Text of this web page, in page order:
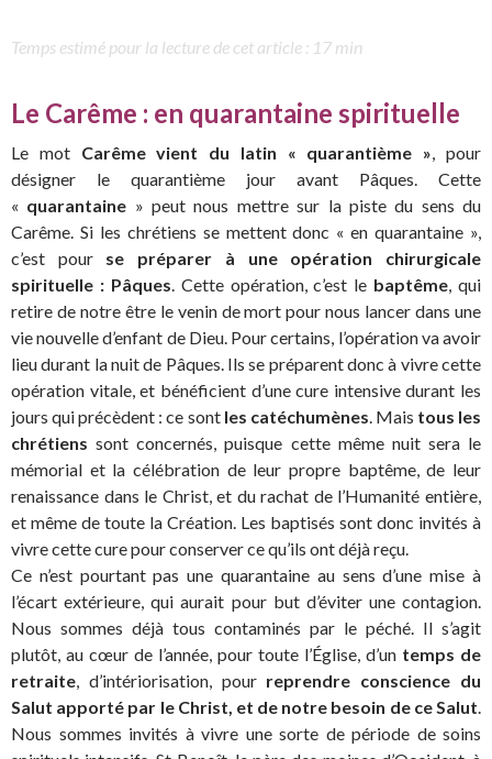
Temps estimé pour la lecture de cet article : 17 min
Le Carême : en quarantaine spirituelle
Le mot Carême vient du latin « quarantième », pour
désigner le quarantième jour avant Pâques. Cette
« quarantaine » peut nous mettre sur la piste du sens du
Carême. Si les chrétiens se mettent donc « en quarantaine »,
c’est pour se préparer à une opération chirurgicale
spirituelle : Pâques. Cette opération, c’est le baptême, qui
retire de notre être le venin de mort pour nous lancer dans une
vie nouvelle d’enfant de Dieu. Pour certains, l’opération va avoir
lieu durant la nuit de Pâques. Ils se préparent donc à vivre cette
opération vitale, et bénéficient d’une cure intensive durant les
jours qui précèdent : ce sont les catéchumènes. Mais tous les
chrétiens sont concernés, puisque cette même nuit sera le
mémorial et la célébration de leur propre baptême, de leur
renaissance dans le Christ, et du rachat de l’Humanité entière,
et même de toute la Création. Les baptisés sont donc invités à
vivre cette cure pour conserver ce qu’ils ont déjà reçu.
Ce n’est pourtant pas une quarantaine au sens d’une mise à
l’écart extérieure, qui aurait pour but d’éviter une contagion.
Nous sommes déjà tous contaminés par le péché. Il s’agit
plutôt, au cœur de l’année, pour toute l’Église, d’un temps de
retraite, d’intériorisation, pour reprendre conscience du
Salut apporté par le Christ, et de notre besoin de ce Salut.
Nous sommes invités à vivre une sorte de période de soins